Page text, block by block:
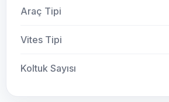
Araç Tipi
Vites Tipi
Koltuk Sayısı